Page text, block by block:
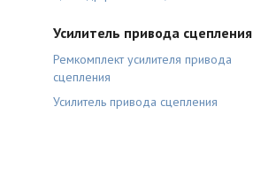
Усилитель привода сцепления
Ремкомплект усилителя привода
сцепления
Усилитель привода сцепления